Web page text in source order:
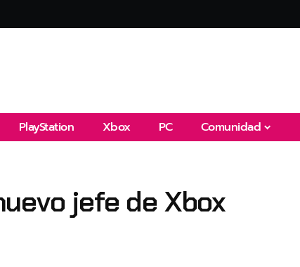
PlayStation Xbox PC Comunidad
jefe de Xbox